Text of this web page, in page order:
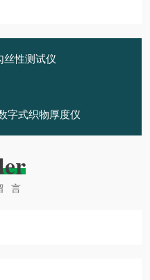
丝性测试仪
字式织物厚度仪
言